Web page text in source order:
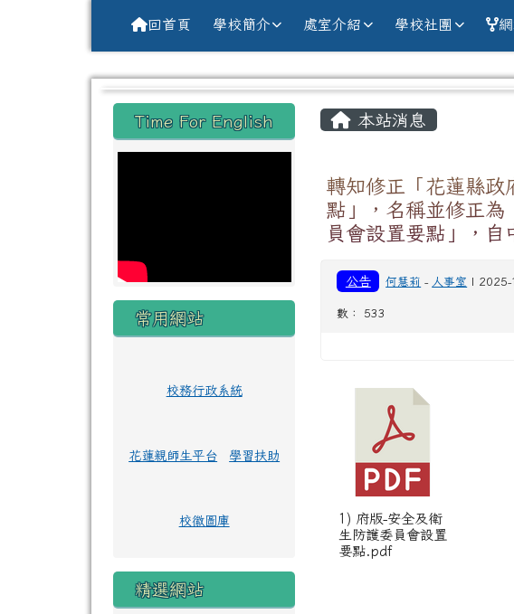
花蓮縣花蓮市中原國小全球資
回首頁 學校簡介 處室介紹 學校社團
左邊區域內容
Time For English
常用網站
校務行政系統
花蓮親師生平台 學習扶助
校徽圖庫
精選網站
主內容區域
本站消息
轉知修正「花蓮縣政
點」，名稱並修正為
員會設置要點」，
公告 何慧莉 - 人事室 | 2025-
數： 533
1) 府版-安全及衛
生防護委員會設置
要點.pdf
頁尾區域